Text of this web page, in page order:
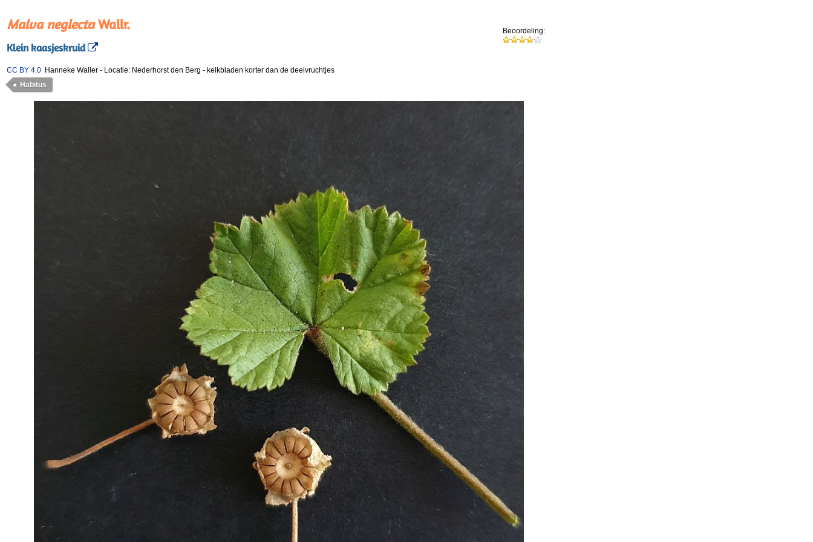
Malva neglectaWallr.
Klein kaasjeskruid
Beoordeling:
CC BY 4.0 Hanneke Waller - Locatie: Nederhorst den Berg - kelkbladen korter dan de deelvruchtjes
Habitus